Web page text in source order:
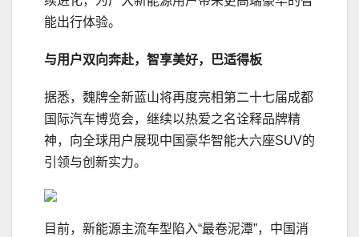
能出行体验。
与用户双向奔赴， 智享美好，巴适得板
据悉，魏牌全新蓝山将再度亮相第二十七届成都
国际汽车博览会，继续以热爱之名诠释品牌精
神，向全球用户展现中国豪华智能大六座SUV的
引领与创新实力。
目前，新能源主流车型陷入“最卷泥潭”，中国消